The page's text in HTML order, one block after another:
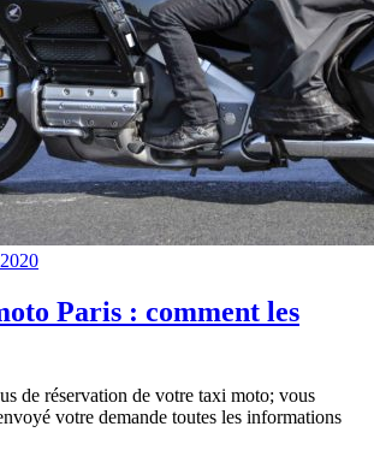
Paris : comment les
de réservation de votre taxi moto; vous
votre demande toutes les informations